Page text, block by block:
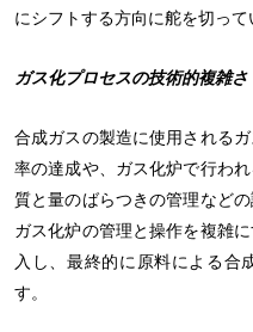
にシフトする方向に舵を切って
ガス化プロセスの技術的複雑さ
合成ガスの製造に使用される
率の達成や、ガス化炉で行わ
質と量のばらつきの管理など
ガス化炉の管理と操作を複雑
入し、最終的に原料による合
す。